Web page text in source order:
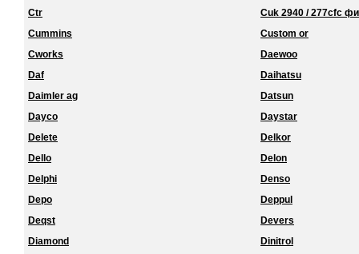
Ctr
Cuk 2940 / 277cfc
Cummins
Custom or
Cworks
Daewoo
Daf
Daihatsu
Daimler ag
Datsun
Dayco
Daystar
Delete
Delkor
Dello
Delon
Delphi
Denso
Depo
Deppul
Deqst
Devers
Diamond
Dinitrol